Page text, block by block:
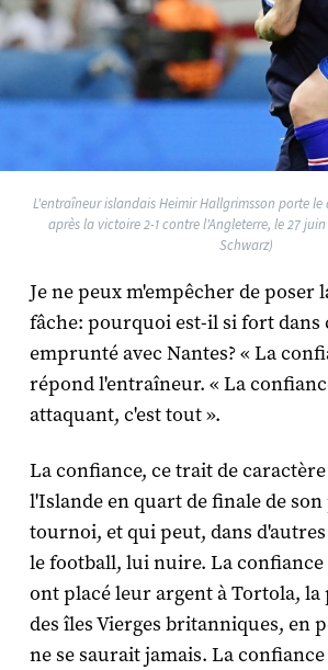
L'entraîneur islandais Heimir Hallgrimsson porte le
après la victoire 2-1 contre l'Angleterre, le 27
Schwarz)
Je ne peux m'empêcher de poser
fâche: pourquoi est-il si fort dans
emprunté avec Nantes? « La
répond l'entraîneur. « La
attaquant, c'est tout ».
La confiance, ce trait de
l'Islande en quart de finale de
tournoi, et qui peut, dans
le football, lui nuire. La confiance
ont placé leur argent à Tortola, la
des îles Vierges britanniques, en
ne se saurait jamais. La